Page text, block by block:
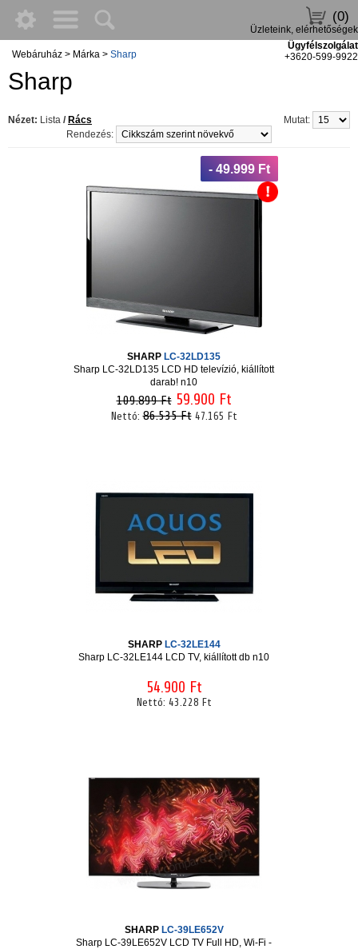
(0)
Üzleteink, elérhetőségek
Ügyfélszolgálat
+3620-599-9922
Webáruház > Márka > Sharp
Sharp
Nézet: Lista / Rács
Mutat:
Rendezés:
- 49.999 Ft
SHARP LC-32LD135
Sharp LC-32LD135 LCD HD televízió, kiállított
darab! n10
109.899 Ft 59.900 Ft
Nettó:86.535 Ft 47.165 Ft
SHARP LC-32LE144
Sharp LC-32LE144 LCD TV, kiállított db n10
54.900 Ft
Nettó: 43.228 Ft
SHARP LC-39LE652V
Sharp LC-39LE652V LCD TV Full HD, Wi-Fi -